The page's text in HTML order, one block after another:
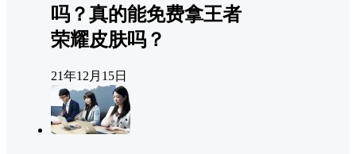
吗？真的能免费拿王者
荣耀皮肤吗？
21年12月15日